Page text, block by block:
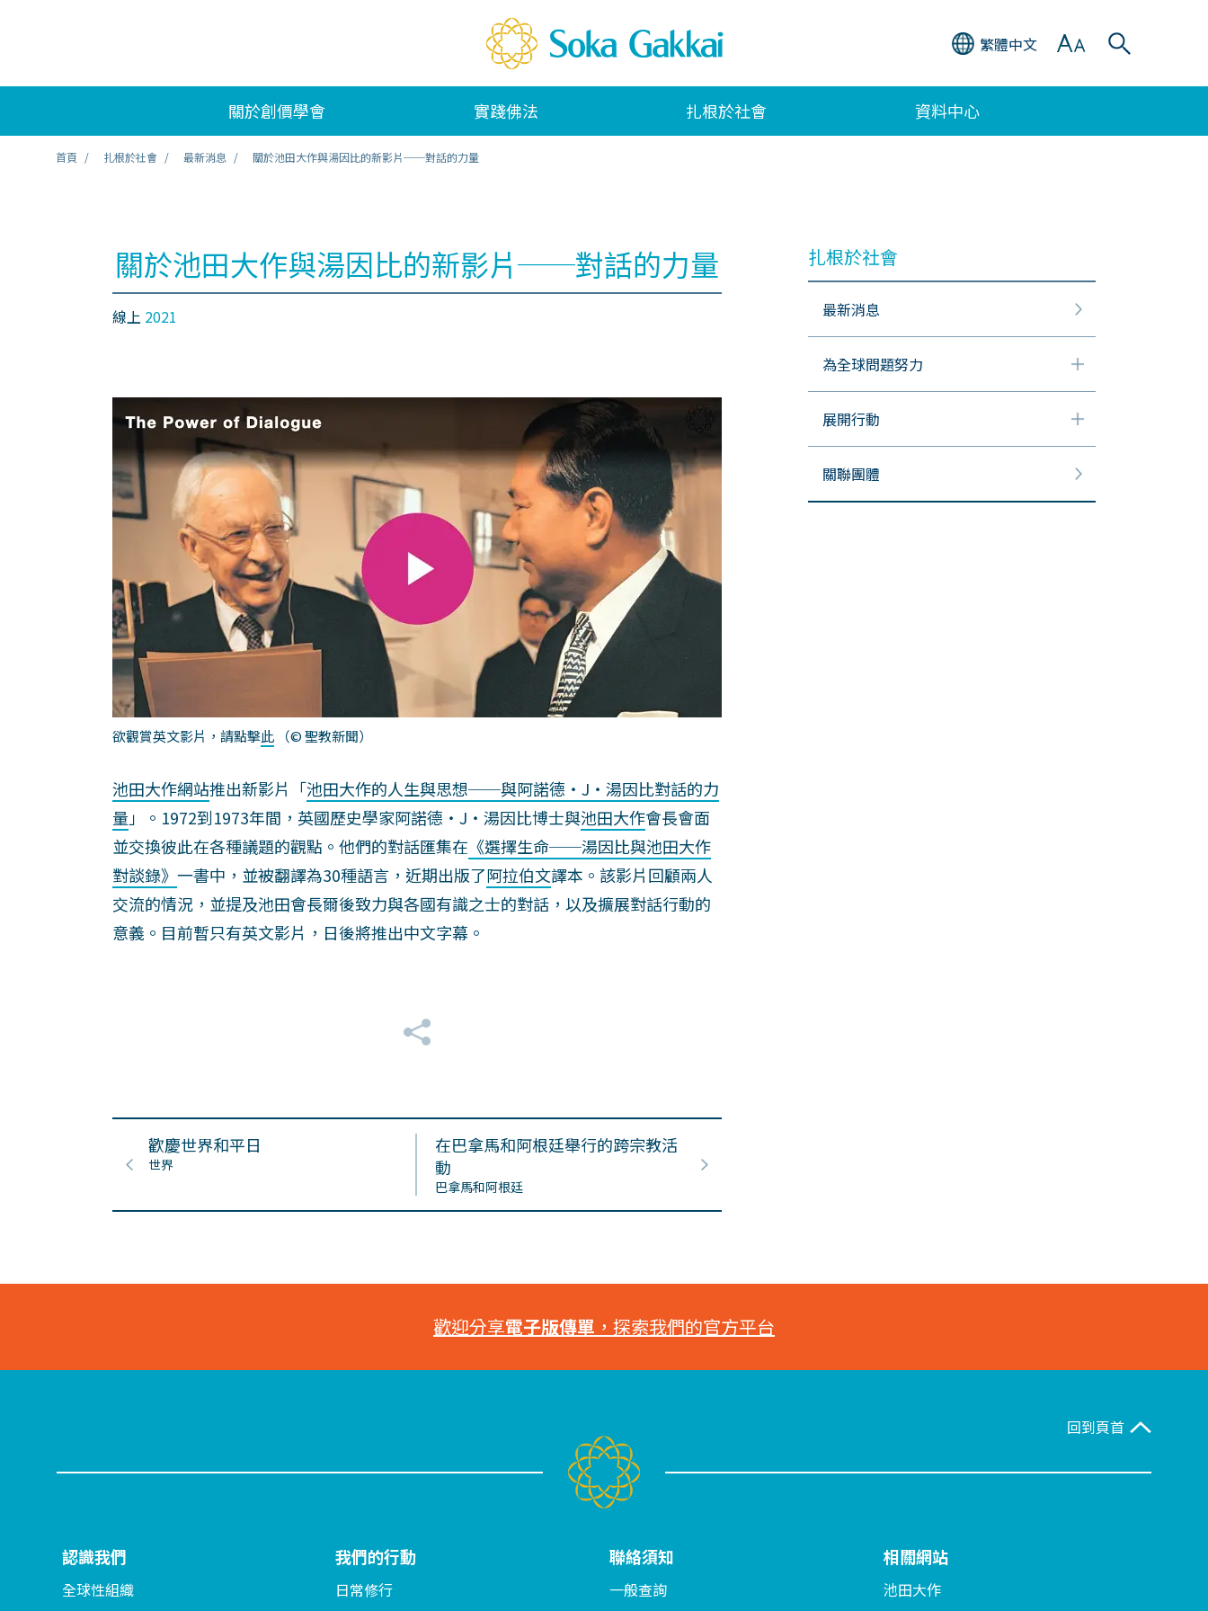
繁體中文
關於創價學會 實踐佛法 扎根於社會 資料中心
首頁 扎根於社會 最新消息 關於池田大作與湯因比的新影片──對話的力量
關於池田大作與湯因比的新影片──對話的力量
線上 2021
欲觀賞英文影片，請點擊此 （© 聖教新聞）
池田大作網站推出新影片「池田大作的人生與思想──與阿諾德・J・湯因比對話的力
量 」。1972到1973年間，英國歷史學家阿諾德・J・湯因比博士與池田大作會長會面
並交換彼此在各種議題的觀點。他們的對話匯集在 《選擇生命──湯因比與池田大作
對談錄》 一書中，並被翻譯為30種語言，近期出版了阿拉伯文譯本。該影片回顧兩人
交流的情況，並提及池田會長爾後致力與各國有識之士的對話，以及擴展對話行動的
意義。目前暫只有英文影片，日後將推出中文字幕。
歡慶世界和平日
世界
在巴拿馬和阿根廷舉行的跨宗教活
動
巴拿馬和阿根廷
扎根於社會
最新消息
為全球問題努力
展開行動
關聯團體
歡迎分享電子版傳單 ，探索我們的官方平台
回到頁首
認識我們
全球性組織
我們的行動
日常修行
聯絡須知
一般查詢
相關網站
池田大作